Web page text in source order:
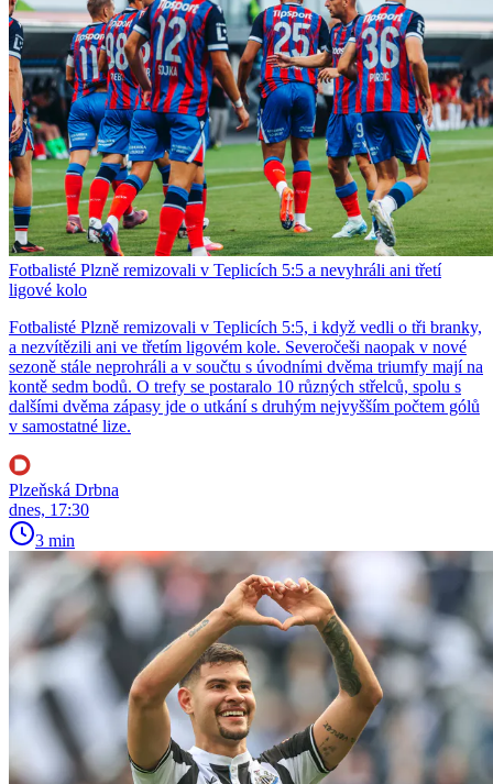
Fotbalisté Plzně remizovali v Teplicích 5:5 a nevyhráli ani třetí
ligové kolo
Fotbalisté Plzně remizovali v Teplicích 5:5, i když vedli o tři branky,
a nezvítězili ani ve třetím ligovém kole. Severočeši naopak v nové
sezoně stále neprohráli a v součtu s úvodními dvěma triumfy mají na
kontě sedm bodů. O trefy se postaralo 10 různých střelců, spolu s
dalšími dvěma zápasy jde o utkání s druhým nejvyšším počtem gólů
v samostatné lize.
Plzeňská Drbna
dnes, 17:30
3 min